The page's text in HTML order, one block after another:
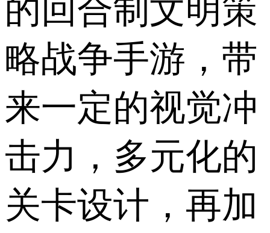
的回合制文明策
略战争手游，带
来一定的视觉冲
击力，多元化的
关卡设计，再加